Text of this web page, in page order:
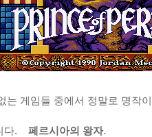
는 게임들 중에서 정말로 명작
다. 페르시아의 왕자.